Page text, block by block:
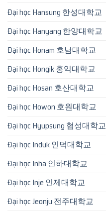
Đại học Hansung 한성대학교
Đại học Hanyang 한양대학교
Đại học Honam 호남대학교
Đại học Hongik 홍익대학교
Đại học Hosan 호산대학교
Đại học Howon 호원대학교
Đại học Hyupsung 협성대학교
Đại học Induk 인덕대학교
Đại học Inha 인하대학교
Đại học Inje 인제대학교
Đại học Jeonju 전주대학교